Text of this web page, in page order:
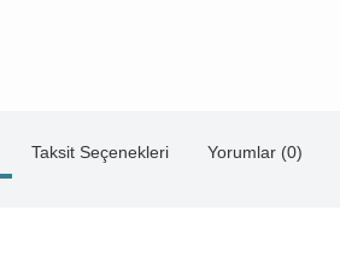
Taksit Seçenekleri Yorumlar (0)